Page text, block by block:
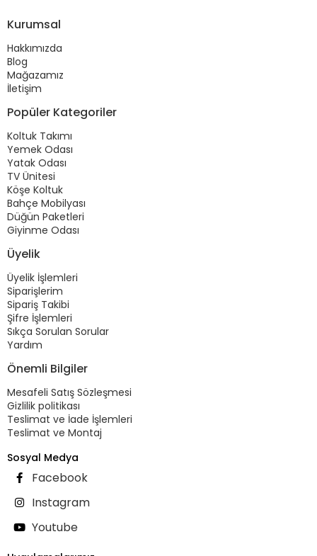
Kurumsal
Hakkımızda
Blog
Mağazamız
İletişim
Popüler Kategoriler
Koltuk Takımı
Yemek Odası
Yatak Odası
TV Ünitesi
Köşe Koltuk
Bahçe Mobilyası
Düğün Paketleri
Giyinme Odası
Üyelik
Üyelik İşlemleri
Siparişlerim
Sipariş Takibi
Şifre İşlemleri
Sıkça Sorulan Sorular
Yardım
Önemli Bilgiler
Mesafeli Satış Sözleşmesi
Gizlilik politikası
Teslimat ve İade İşlemleri
Teslimat ve Montaj
Sosyal Medya
Facebook
Instagram
Youtube